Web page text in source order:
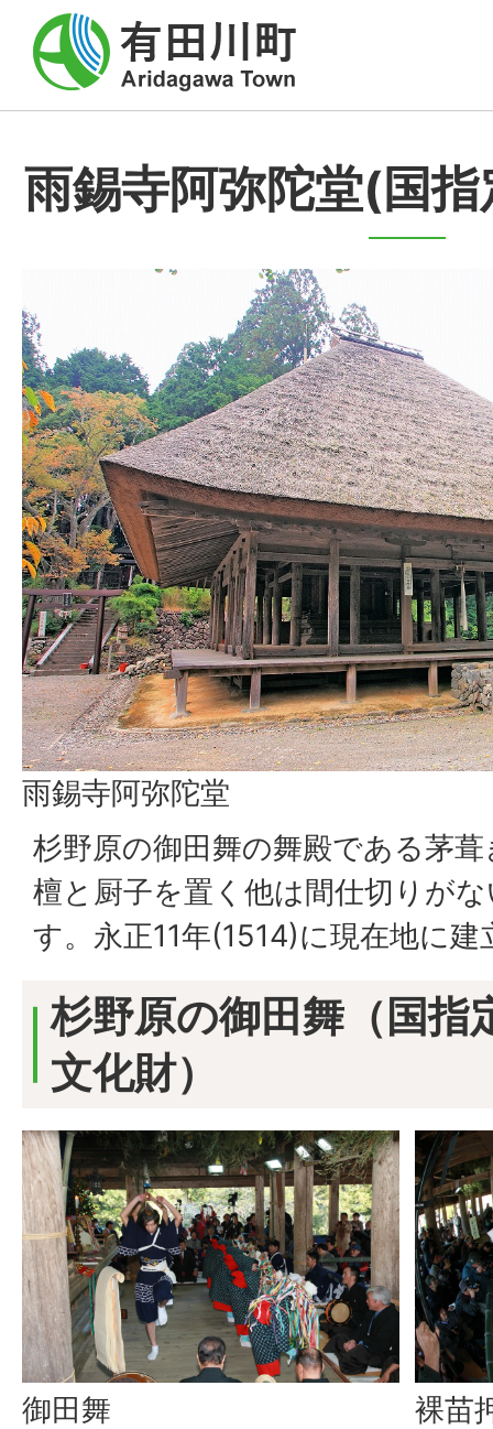
雨錫寺阿弥陀堂(国
雨錫寺阿弥陀堂
杉野原の御田舞の舞殿である茅
檀と厨子を置く他は間仕切りが
す。永正11年(1514)に現在地に
杉野原の御田舞（国指
文化財）
御田舞
裸苗